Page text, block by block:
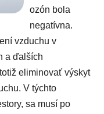
ozón bola
negatívna.
vzduchu v
a ďalších
eliminovať výskyt
V týchto
sa musí po